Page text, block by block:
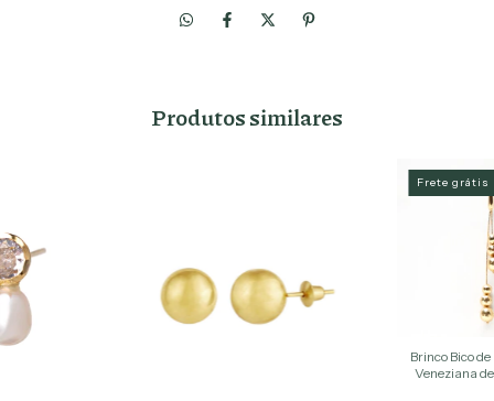
Produtos similares
Frete grátis
Brinco Bico
Veneziana